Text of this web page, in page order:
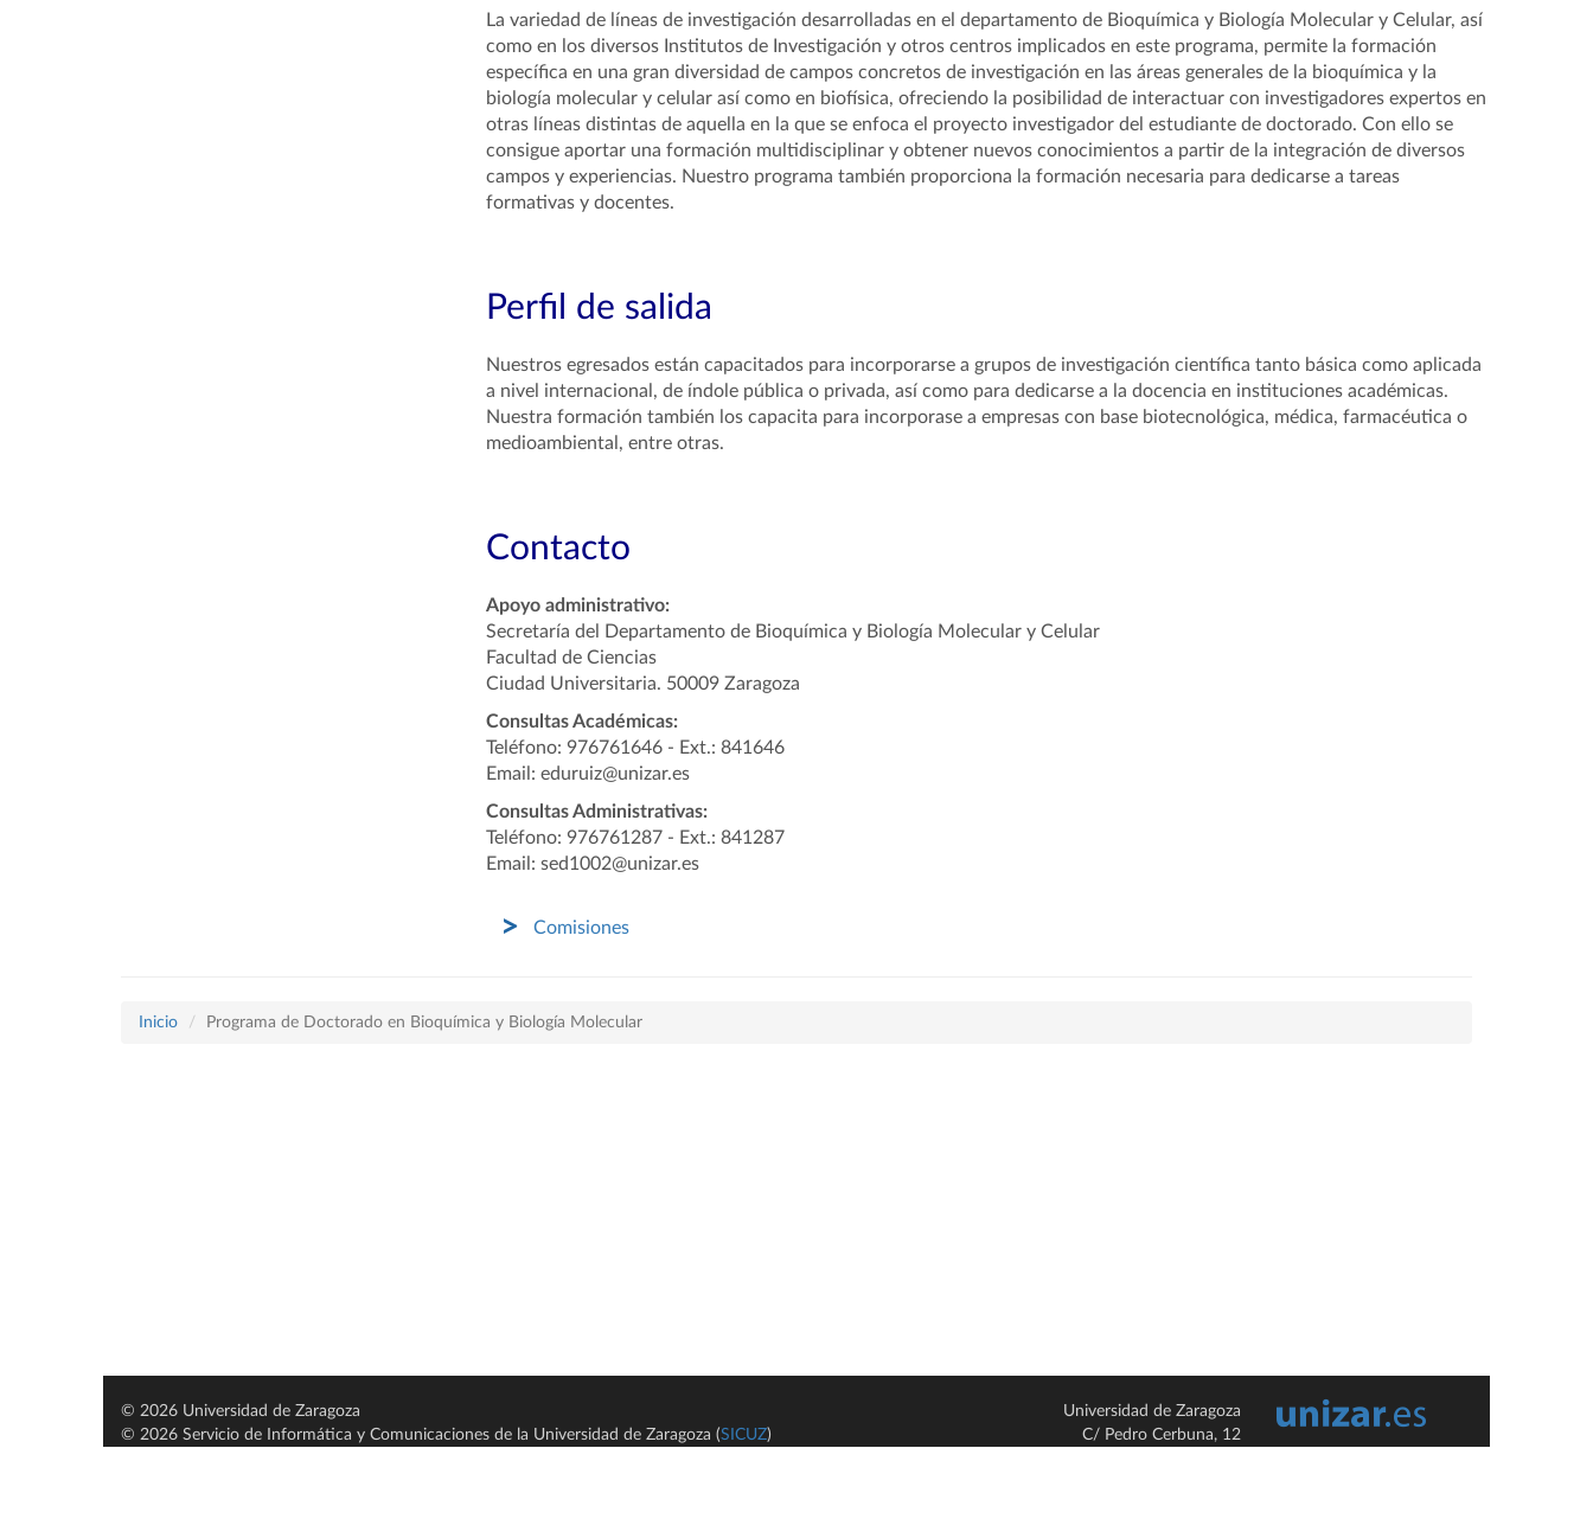
La variedad de líneas de investigación desarrolladas en el departamento de Bioquímica y Biología Molecular y Celular, así
como en los diversos Institutos de Investigación y otros centros implicados en este programa, permite la formación
específica en una gran diversidad de campos concretos de investigación en las áreas generales de la bioquímica y la
biología molecular y celular así como en biofísica, ofreciendo la posibilidad de interactuar con investigadores expertos en
otras líneas distintas de aquella en la que se enfoca el proyecto investigador del estudiante de doctorado. Con ello se
consigue aportar una formación multidisciplinar y obtener nuevos conocimientos a partir de la integración de diversos
campos y experiencias. Nuestro programa también proporciona la formación necesaria para dedicarse a tareas
formativas y docentes.
Perfil de salida
Nuestros egresados están capacitados para incorporarse a grupos de investigación científica tanto básica como aplicada
a nivel internacional, de índole pública o privada, así como para dedicarse a la docencia en instituciones académicas.
Nuestra formación también los capacita para incorporase a empresas con base biotecnológica, médica, farmacéutica o
medioambiental, entre otras.
Contacto
Apoyo administrativo:
Secretaría del Departamento de Bioquímica y Biología Molecular y Celular
Facultad de Ciencias
Ciudad Universitaria. 50009 Zaragoza
Consultas Académicas:
Teléfono: 976761646 - Ext.: 841646
Email: eduruiz@unizar.es
Consultas Administrativas:
Teléfono: 976761287 - Ext.: 841287
Email: sed1002@unizar.es
Comisiones
Inicio Programa de Doctorado en Bioquímica y Biología Molecular
© 2026 Universidad de Zaragoza
© 2026 Servicio de Informática y Comunicaciones de la Universidad de Zaragoza (SICUZ)
Universidad de Zaragoza
C/ Pedro Cerbuna, 12